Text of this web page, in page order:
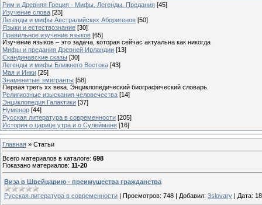
Рим и Древняя Греция - Мифы. Легенды. Предания [45]
Изучение слова [23]
Легенды и мифы Австралийских Аборигенов [50]
Языки и естествознание [30]
Правильное изучение языков [65]
Изучение языков – это задача, которая сейчас актуальна как никогда
Мифы и предания Древней Ирландии [13]
Скандинавские сказы [30]
Легенды и мифы Ближнего Востока [43]
Мая и Инки [25]
Знаменитые эмигранты [58]
Первая треть xx века. Энциклопедический биографический словарь.
Религиозные изыскания человечества [14]
Энциклопедия Галактики [37]
Нуменор [44]
Русская литература в современности [205]
История о царице утра и о Сулеймане [16]
Главная » Статьи
Всего материалов в каталоге: 698
Показано материалов: 11-20
Виза в Швейцарию - преимущества гражданства
Русская литература в современности | Просмотров: 748 | Добавил: 3slovary | Дата: